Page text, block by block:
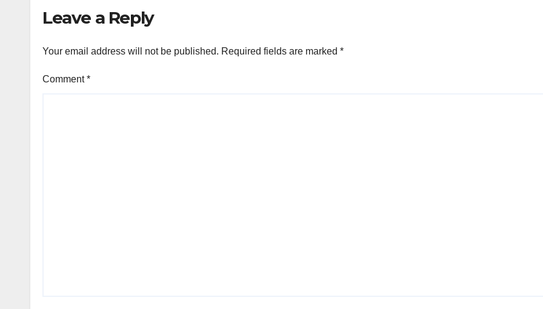
Leave a Reply
Your email address will not be published. Required fields are marked *
Comment*